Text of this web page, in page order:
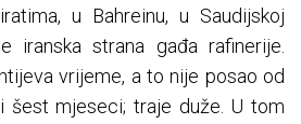
u Bahreinu, u Saudijskoj
iranska strana gađa rafinerije.
vrijeme, a to nije posao od
šest mjeseci; traje duže. U tom